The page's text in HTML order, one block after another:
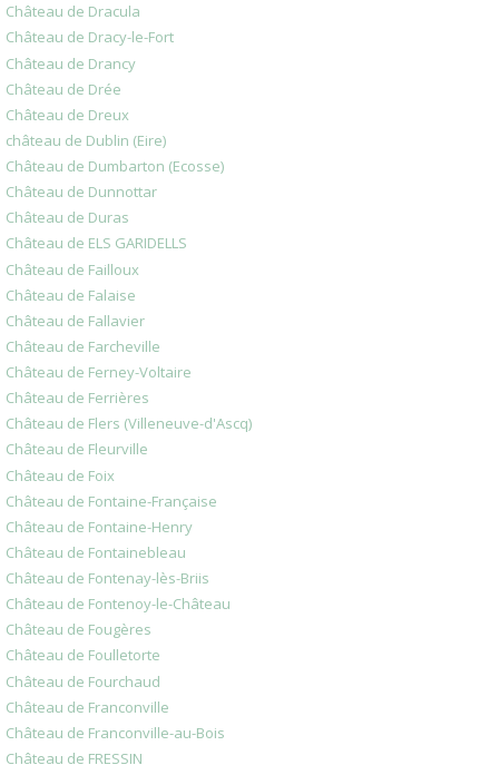
Château de Dracula
Château de Dracy-le-Fort
Château de Drancy
Château de Drée
Château de Dreux
château de Dublin (Eire)
Château de Dumbarton (Ecosse)
Château de Dunnottar
Château de Duras
Château de ELS GARIDELLS
Château de Failloux
Château de Falaise
Château de Fallavier
Château de Farcheville
Château de Ferney-Voltaire
Château de Ferrières
Château de Flers (Villeneuve-d'Ascq)
Château de Fleurville
Château de Foix
Château de Fontaine-Française
Château de Fontaine-Henry
Château de Fontainebleau
Château de Fontenay-lès-Briis
Château de Fontenoy-le-Château
Château de Fougères
Château de Foulletorte
Château de Fourchaud
Château de Franconville
Château de Franconville-au-Bois
Château de FRESSIN